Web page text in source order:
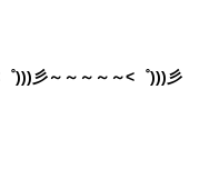
)))彡～～～～～<゜)))彡